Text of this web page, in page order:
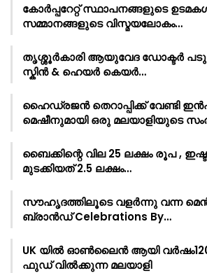
കോർപ്പറേറ്റ് സ്ഥാപനങ്ങളുടെ
സമ്മാനങ്ങളുടെ വിസ്മയലോകം…
തൃശ്ശൂർകാരി ആയുവേദ ഡോക്ടർ
സ്കിൻ & ഹെയർ കെയർ…
ഹൈഡ്രജൻ തെറാപ്പിക്ക് വേണ്ടി
മെഷീനുമായി ഒരു മലയാളിയുടെ
ബൈക്കിന്റെ വില 25 ലക്ഷം രൂപ , ഇഷ്ട
മുടക്കിയത് 2.5 ലക്ഷം…
സൗഹൃദത്തിലൂടെ വളർന്നു വന്ന
ബ്രാൻഡ് Celebrations By…
UK യിൽ ഓൺലൈൻ ആയി
ഫുഡ് വിൽക്കുന്ന മലയാളി